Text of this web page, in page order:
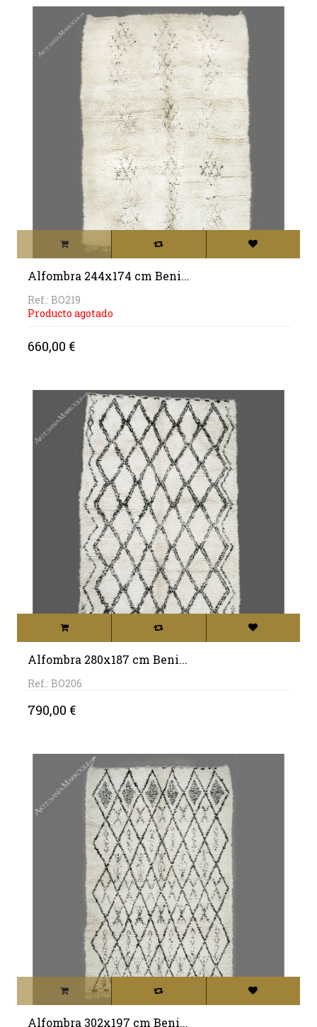
Alfombra 244x174 cm Beni...
Ref.: BO219
Producto agotado
Precio
660,00 €
Alfombra 280x187 cm Beni...
Ref.: BO206
Precio
790,00 €
Alfombra 302x197 cm Beni...